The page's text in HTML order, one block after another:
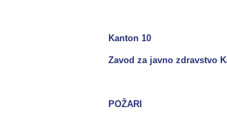
Kanton 10
Zavod za javno zdravstvo
POŽARI